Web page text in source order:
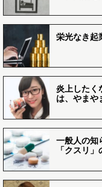
栄光なき起
炎上したく
は、やまや
一般人の知
「クスリ